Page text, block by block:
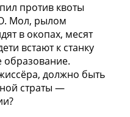
против квоты
Мол, рылом
в окопах, месят
встают к станку
образование.
должно быть
страты —